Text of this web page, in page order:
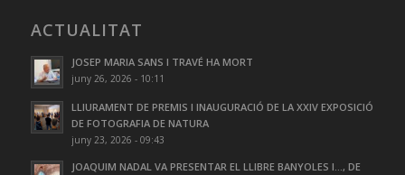
ACTUALITAT
JOSEP MARIA SANS I TRAVÉ HA MORT
juny 26, 2026 - 10:11
LLIURAMENT DE PREMIS I INAUGURACIÓ DE LA XXIV EXPOSICIÓ
DE FOTOGRAFIA DE NATURA
juny 23, 2026 - 09:43
JOAQUIM NADAL VA PRESENTAR EL LLIBRE BANYOLES I…, DE